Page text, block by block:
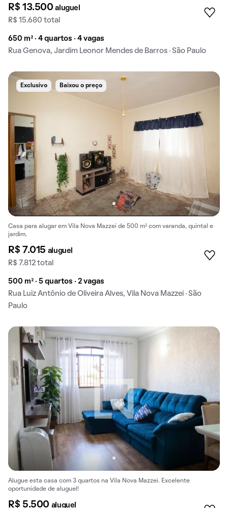
R$ 13.500aluguel
R$ 15.680 total
650 m² · 4 quartos · 4 vagas
Rua Genova, Jardim Leonor Mendes de Barros · São Paulo
Exclusivo Baixou o preço
Casa para alugar em Vila Nova Mazzei de 500 m² com varanda, quintal e
jardim.
R$ 7.015 aluguel
R$ 7.812 total
500 m² · 5 quartos · 2 vagas
Rua Luiz Antônio de Oliveira Alves, Vila Nova Mazzei · São
Paulo
Alugue esta casa com 3 quartos na Vila Nova Mazzei. Excelente
oportunidade de aluguel!
R$ 5.500 aluguel